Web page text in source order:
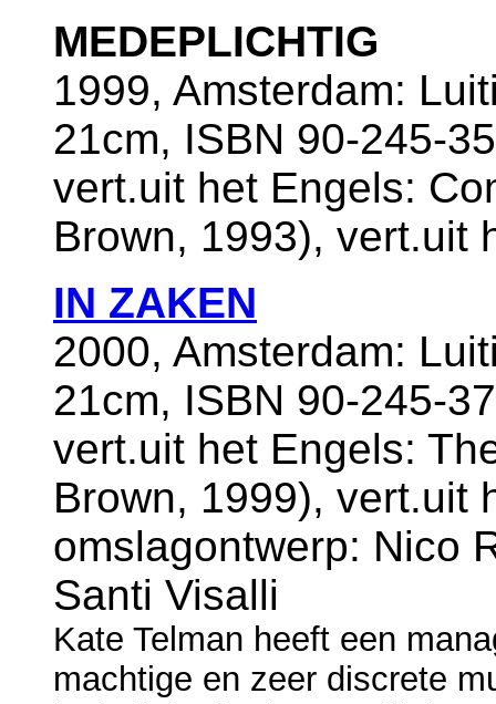
MEDEPLICHTIG
1999, Amsterdam:
21cm, ISBN 90-245-
vert.uit het Engels:
Brown, 1993), vert.uit
IN ZAKEN
2000, Amsterdam:
21cm, ISBN 90-245-
vert.uit het Engels:
Brown, 1999), vert.uit
omslagontwerp: Nico
Santi Visalli
Kate Telman heeft een
machtige en zeer discrete